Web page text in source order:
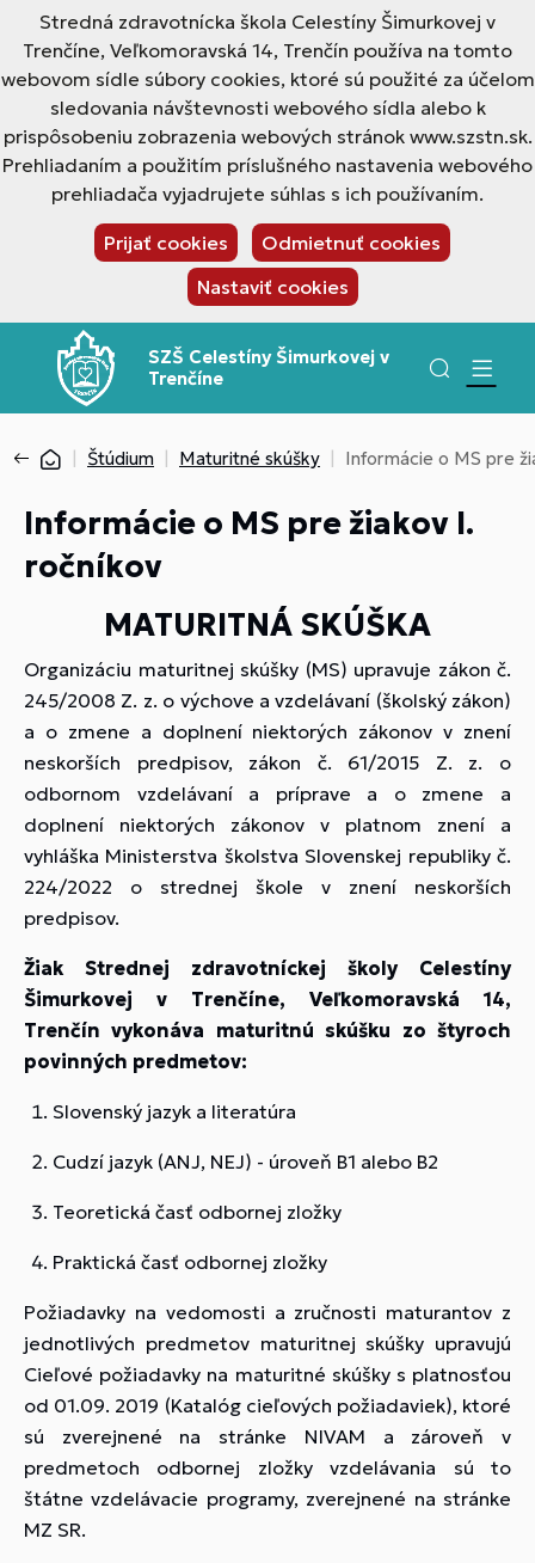
Stredná zdravotnícka škola Celestíny Šimurkovej v
Trenčíne, Veľkomoravská 14, Trenčín používa na tomto
webovom sídle súbory cookies, ktoré sú použité za účelom
sledovania návštevnosti webového sídla alebo k
prispôsobeniu zobrazenia webových stránok www.szstn.sk.
Prehliadaním a použitím príslušného nastavenia webového
prehliadača vyjadrujete súhlas s ich používaním.
Prijať cookies
Odmietnuť cookies
Nastaviť cookies
SZŠ Celestíny Šimurkovej v
Trenčíne
Štúdium Maturitné skúšky Informácie o MS pre
Informácie o MS pre žiakov I.
ročníkov
MATURITNÁ SKÚŠKA
Organizáciu maturitnej skúšky (MS) upravuje zákon č.
245/2008 Z. z. o výchove a vzdelávaní (školský zákon)
a o zmene a doplnení niektorých zákonov v znení
neskorších predpisov, zákon č. 61/2015 Z. z. o
odbornom vzdelávaní a príprave a o zmene a
doplnení niektorých zákonov v platnom znení a
vyhláška Ministerstva školstva Slovenskej republiky č.
224/2022 o strednej škole v znení neskorších
predpisov.
Žiak Strednej zdravotníckej školy Celestíny
Šimurkovej v Trenčíne, Veľkomoravská 14,
Trenčín vykonáva maturitnú skúšku zo štyroch
povinných predmetov:
Slovenský jazyk a literatúra
Cudzí jazyk (ANJ, NEJ) - úroveň B1 alebo B2
Teoretická časť odbornej zložky
Praktická časť odbornej zložky
Požiadavky na vedomosti a zručnosti maturantov z
jednotlivých predmetov maturitnej skúšky upravujú
Cieľové požiadavky na maturitné skúšky s platnosťou
od 01.09. 2019 (Katalóg cieľových požiadaviek), ktoré
sú zverejnené na stránke NIVAM a zároveň v
predmetoch odbornej zložky vzdelávania sú to
štátne vzdelávacie programy, zverejnené na stránke
MZ SR.